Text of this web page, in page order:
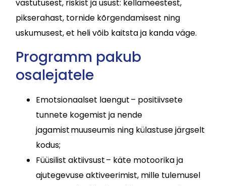
vastutusest, riskist ja usust: kellameestest,
pikserahast, tornide kõrgendamisest ning
uskumusest, et heli võib kaitsta ja kanda väge.
Programm pakub
osalejatele
Emotsionaalset laengut – positiivsete
tunnete kogemist ja nende
jagamist muuseumis ning külastuse järgselt
kodus;
Füüsilist aktiivsust – käte motoorika ja
ajutegevuse aktiveerimist, mille tulemusel